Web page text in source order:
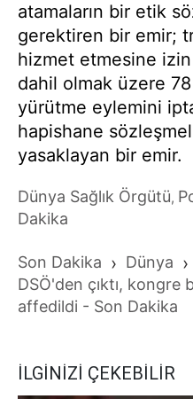
atamaların bir etik
gerektiren bir emir;
hizmet etmesine
dahil olmak üzere
yürütme eylemini
hapishane
yasaklayan bir emir.
Dünya Sağlık Örgütü,
Dakika
Son Dakika › Dünya ›
DSÖ'den çıktı, kongre
affedildi - Son Dakika